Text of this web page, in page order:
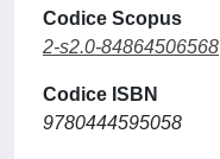
Codice Scopus
2-s2.0-84864506568
Codice ISBN
9780444595058